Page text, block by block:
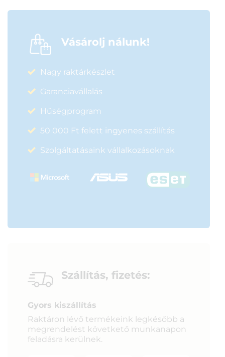
Vásárolj nálunk!
Nagy raktárkészlet
Garanciavállalás
Hűségprogram
50 000 Ft felett ingyenes szállítás
Szolgáltatásaink vállalkozásoknak
Szállítás, fizetés:
Gyors kiszállítás
Raktáron lévő termékeink legkésőbb a
megrendelést követkető munkanapon
feladásra kerülnek.